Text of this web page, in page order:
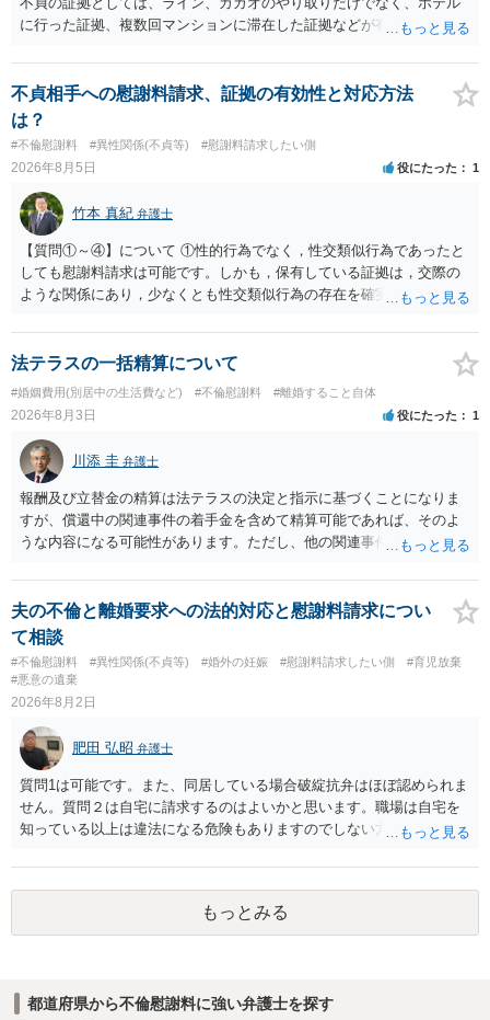
に行った証拠、複数回マンションに滞在した証拠などが有効です。 不
婚する、慰謝料をとるなど）ことができると思われます。 ただし、不
貞発覚後、長期間同居を続けると、不貞を許したとの評価につながる
場合がありますので、ご注意ください。 以上、ご参考まで。
不貞相手への慰謝料請求、証拠の有効性と対応方法
は？
#不倫慰謝料 #異性関係(不貞等) #慰謝料請求したい側
2026年8月5日 役にたった 1
竹本 真紀 弁護士
【質問①～④】について ①性的行為でなく，性交類似行為であったと
しても慰謝料請求は可能です。しかも，保有している証拠は，交際の
ような関係にあり，少なくとも性交類似行為の存在を確実に証明でき
ことを窺わせるものです。）。ですから，慰謝料請求を進めることで
よいと思います。 ただ．慰謝料額については，婚姻破綻に至っていな
いとして，この点を考慮されることになるかもしれません。 ②夫との
今後のことを考えて書いてもらうか否かを検討するのがよいと思いま
す。今ある証拠以上のことを証明（証明力を強めることも含む）でき
るのであれば，前向きに検討を進めるという考え方でもよいでしょ
う。慰謝料請求としては証拠として使えることが前提であり，その価
値と夫との関係との均衡のように思います。 ③行政書士に委任をして
いるのであれば，どのような内容の委任なのか不明ですが，その行政
書士との協議になると思います。請求するか，訴訟にするか，その点
の見極めや，相手方は性交類似行為は認めているのか，それさえも否
定しているのかによって，考え方・進め方は変わってくると思いま
す。 ④性交類似行為を認めているにもかかわらず支払を拒否するので
あれば，本人（行政書士でも同じだと思います。）への対応ではあま
り変わらないように思います。減額で折り合えるなら本人様の交渉で
もよいように思いますが，ゼロかどうかの観点であれば，訴訟に進む
しかなくなるようにも思います。そうしますと，お近くの弁護士に相
談して進めることを検討した方がよいようにも思います。
法テラスの一括精算について
#婚姻費用(別居中の生活費など) #不倫慰謝料 #離婚すること自体
2026年8月3日 役にたった 1
川添 圭 弁護士
報酬及び立替金の精算は法テラスの決定と指示に基づくことになりま
すが、償還中の関連事件の着手金を含めて精算可能であれば、そのよ
うな内容になる可能性があります。ただし、他の関連事件でも相手方
情によって対応が違いますので、法テラスへお尋ねいただいた方が確
実です。
夫の不倫と離婚要求への法的対応と慰謝料請求につい
て相談
#不倫慰謝料 #異性関係(不貞等) #婚外の妊娠 #慰謝料請求したい側
#育児放棄
#悪意の遺棄
2026年8月2日
肥田 弘昭 弁護士
質問1は可能です。また、同居している場合破綻抗弁はほぼ認められま
せん。質問２は自宅に請求するのはよいかと思います。職場は自宅を
知っている以上は違法になる危険もありますのでしない方が良いで
かと思います。有責配偶者ですので相手方からの離婚は拒否しても仮
に訴訟されても法的に成立しません。質問５は認知すると養育費支払
い、相続権が発生します。合意があれば法的に可能ですが法律で強制
することはできません。質問６は可能です。質問７は不貞行為の写真
もっとみる
都道府県から不倫慰謝料に強い弁護士を探す